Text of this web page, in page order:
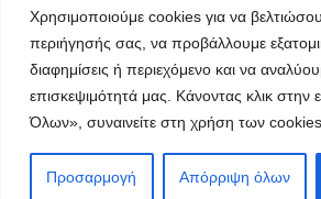
Χρησιμοποιούμε cookies για να
περιήγησής σας, να προβάλλουμε
διαφημίσεις ή περιεχόμενο και να
επισκεψιμότητά μας. Κάνοντας κλικ
Όλων», συναινείτε στη χρήση των
Προσαρμογή Απόρριψη όλων
ΤΗΛ: 2103838304
ΦΑΞ: 2103827864
ΚΙΝ: 6977648857